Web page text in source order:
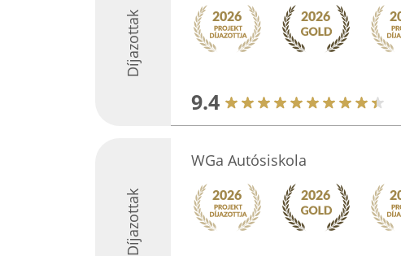
Díjazottak
9.4
Díjazottak
WGa Autósiskola